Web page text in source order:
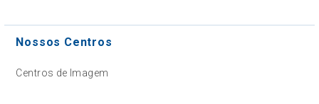
Nossos Centros
Centros de Imagem